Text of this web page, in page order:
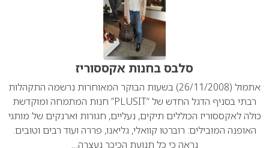
סלבס בחנות אקססוריז
אתמול (26/11/2008) בשעות הבוקר המאוחרות נרשמה התקהלות
רבתי בסניף הדגל החדש של “PLUSIT” חנות המתמחה ומוקדשת
כולה לאקססוריז הכוללים תיקים, נעליים, חגורות וארנקים של מותגי
האופנה המובילים: רוברטו קוואלי, גליאנו, פררה ועוד רבים וטובים.
נראה כי כל תנועת הכיכר נעצרה…